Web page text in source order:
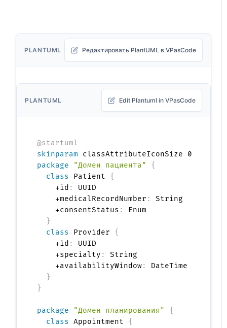
PLANTUML Редактировать PlantUML в VPasCode
PLANTUML Edit Plantuml in VPasCode
@startuml
skinparam
package
"Домен пациента"
{
class Patient {
    +id
:
UUID
    +medicalRecordNumber
:
String
    +consentStatus
:
Enum
}
class Provider {
    +id
:
UUID
    +specialty
:
String
    +availabilityWindow
:
DateTime
}
}
package "Домен планирования"
{
class Appointment {